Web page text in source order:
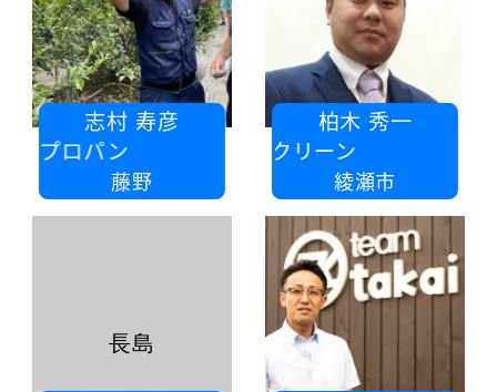
志村 寿彦
プロパン
藤野
柏木 秀一
株式会社オーククリーン
綾瀬市
長島